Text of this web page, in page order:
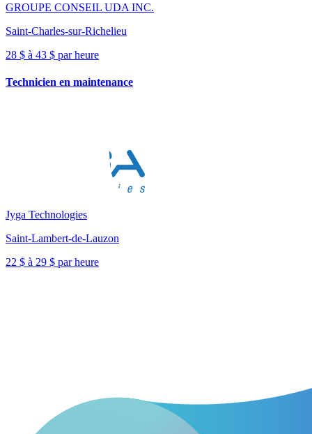
GROUPE CONSEIL UDA INC.
Saint-Charles-sur-Richelieu
28 $ à 43 $ par heure
Technicien en maintenance
Jyga Technologies
Saint-Lambert-de-Lauzon
22 $ à 29 $ par heure